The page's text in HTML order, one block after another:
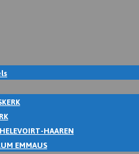
HAAREN
EMMAUS